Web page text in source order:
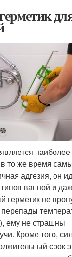
наиболее
то же время
адгезия, он
ванной и
герметик не
ему не страшны
Кроме того,
срок